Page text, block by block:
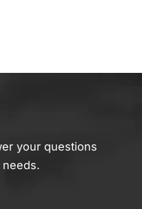
your questions
needs.